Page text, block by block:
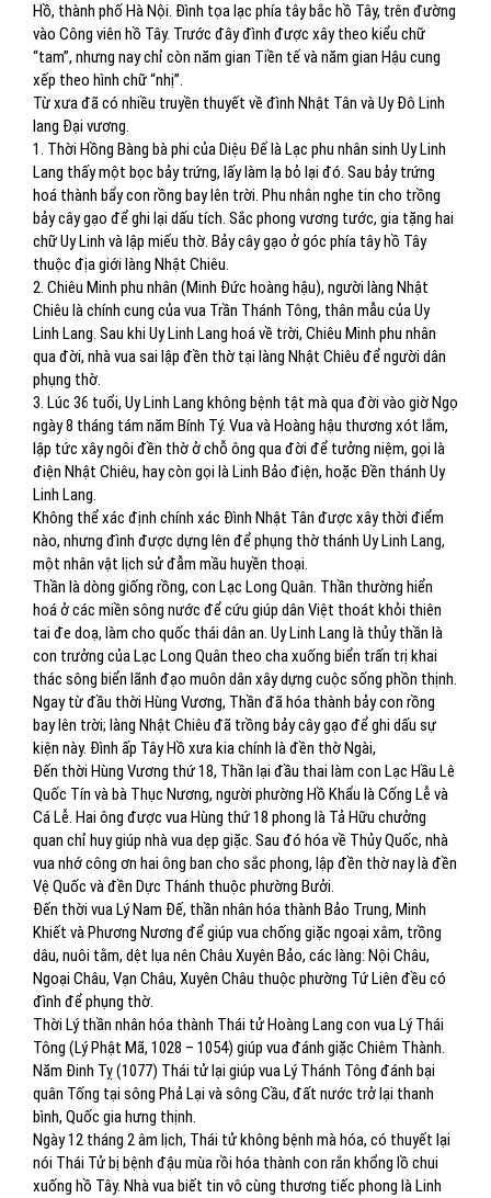
Hồ, thành phố Hà Nội. Đình tọa lạc phía tây bắc hồ Tây, trên đường
vào Công viên hồ Tây. Trước đây đình được xây theo kiểu chữ
“tam”, nhưng nay chỉ còn năm gian Tiền tế và năm gian Hậu cung
xếp theo hình chữ “nhị”.
Từ xưa đã có nhiều truyền thuyết về đình Nhật Tân và Uy Đô Linh
lang Đại vương.
1. Thời Hồng Bàng bà phi của Diệu Đế là Lạc phu nhân sinh Uy Linh
Lang thấy một bọc bảy trứng, lấy làm lạ bỏ lại đó. Sau bảy trứng
hoá thành bẩy con rồng bay lên trời. Phu nhân nghe tin cho trồng
bảy cây gạo để ghi lại dấu tích. Sắc phong vương tước, gia tặng hai
chữ Uy Linh và lập miếu thờ. Bảy cây gạo ở góc phía tây hồ Tây
thuộc địa giới làng Nhật Chiêu.
2. Chiêu Minh phu nhân (Minh Đức hoàng hậu), người làng Nhật
Chiêu là chính cung của vua Trần Thánh Tông, thân mẫu của Uy
Linh Lang. Sau khi Uy Linh Lang hoá về trời, Chiêu Minh phu nhân
qua đời, nhà vua sai lập đền thờ tại làng Nhật Chiêu để người dân
phụng thờ.
3. Lúc 36 tuổi, Uy Linh Lang không bệnh tật mà qua đời vào giờ Ngọ
ngày 8 tháng tám năm Bính Tý. Vua và Hoàng hậu thương xót lắm,
lập tức xây ngôi đền thờ ở chỗ ông qua đời để tưởng niệm, gọi là
điện Nhật Chiêu, hay còn gọi là Linh Bảo điện, hoặc Đền thánh Uy
Linh Lang.
Không thể xác định chính xác Đình Nhật Tân được xây thời điểm
nào, nhưng đình được dựng lên để phụng thờ thánh Uy Linh Lang,
một nhân vật lịch sử đẫm mầu huyền thoại.
Thần là dòng giống rồng, con Lạc Long Quân. Thần thường hiển
hoá ở các miền sông nước để cứu giúp dân Việt thoát khỏi thiên
tai đe doạ, làm cho quốc thái dân an. Uy Linh Lang là thủy thần là
con trưởng của Lạc Long Quân theo cha xuống biển trấn trị khai
thác sông biển lãnh đạo muôn dân xây dựng cuộc sống phồn thịnh.
Ngay từ đầu thời Hùng Vương, Thần đã hóa thành bảy con rồng
bay lên trời; làng Nhật Chiêu đã trồng bảy cây gạo để ghi dấu sự
kiện này. Đình ấp Tây Hồ xưa kia chính là đền thờ Ngài,
Đến thời Hùng Vương thứ 18, Thần lại đầu thai làm con Lạc Hầu Lê
Quốc Tín và bà Thục Nương, người phường Hồ Khẩu là Cống Lễ và
Cá Lễ. Hai ông được vua Hùng thứ 18 phong là Tả Hữu chưởng
quan chỉ huy giúp nhà vua dẹp giặc. Sau đó hóa về Thủy Quốc, nhà
vua nhớ công ơn hai ông ban cho sắc phong, lập đền thờ nay là đền
Vệ Quốc và đền Dực Thánh thuộc phường Bưởi.
Đến thời vua Lý Nam Đế, thần nhân hóa thành Bảo Trung, Minh
Khiết và Phương Nương để giúp vua chống giặc ngoại xâm, trồng
dâu, nuôi tằm, dệt lụa nên Châu Xuyên Bảo, các làng: Nội Châu,
Ngoại Châu, Vạn Châu, Xuyên Châu thuộc phường Tứ Liên đều có
đình để phụng thờ.
Thời Lý thần nhân hóa thành Thái tử Hoàng Lang con vua Lý Thái
Tông (Lý Phật Mã, 1028 – 1054) giúp vua đánh giặc Chiêm Thành.
Năm Đinh Tỵ (1077) Thái tử lại giúp vua Lý Thánh Tông đánh bại
quân Tống tại sông Phả Lại và sông Cầu, đất nước trở lại thanh
bình, Quốc gia hưng thịnh.
Ngày 12 tháng 2 âm lịch, Thái tử không bệnh mà hóa, có thuyết lại
nói Thái Tử bị bệnh đậu mùa rồi hóa thành con rắn khổng lồ chui
xuống hồ Tây. Nhà vua biết tin vô cùng thương tiếc phong là Linh